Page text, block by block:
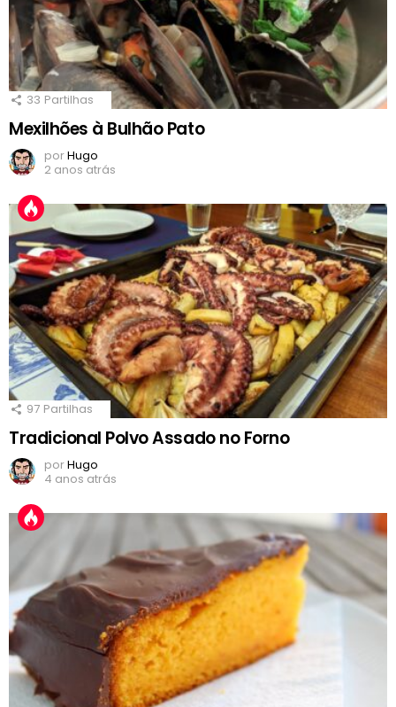
33 Partilhas
Mexilhões à Bulhão Pato
porHugo
2 anos atrás
97 Partilhas
Tradicional Polvo Assado no Forno
porHugo
4 anos atrás